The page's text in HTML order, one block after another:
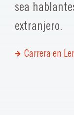
sea
extranjero.
Carrera en